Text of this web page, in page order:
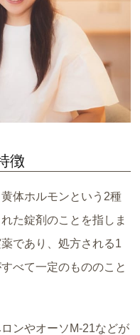
徴
体ホルモンという2種
た錠剤のことを指しま
であり、処方される1
べて一定のもののこと
ンやオーソM-21などが